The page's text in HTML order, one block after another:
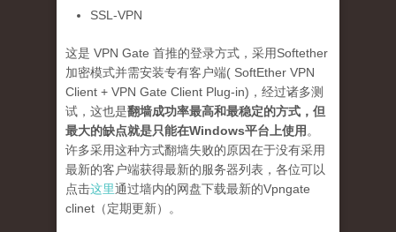
SSL-VPN
这是 VPN Gate 首推的登录方式，采用Softether
加密模式并需安装专有客户端( SoftEther VPN
Client + VPN Gate Client Plug-in)，经过诸多测
试，这也是翻墙成功率最高和最稳定的方式，但
最大的缺点就是只能在Windows平台上使用 。
许多采用这种方式翻墙失败的原因在于没有采用
最新的客户端获得最新的服务器列表，各位可以
点击这里通过墙内的网盘下载最新的Vpngate
clinet（定期更新）。